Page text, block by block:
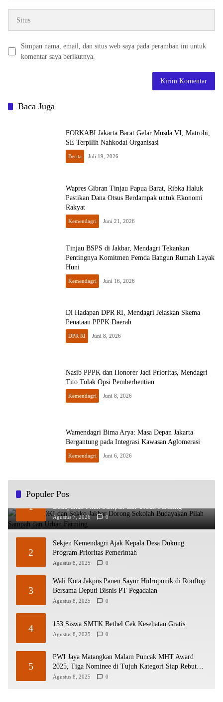
Simpan nama, email, dan situs web saya pada peramban ini untuk
komentar saya berikutnya.
Baca Juga
FORKABI Jakarta Barat Gelar Musda VI, Matrobi,
SE Terpilih Nahkodai Organisasi
Berita Juli 19, 2026
Wapres Gibran Tinjau Papua Barat, Ribka Haluk
Pastikan Dana Otsus Berdampak untuk Ekonomi
Rakyat
Kemendagri Juni 21, 2026
Tinjau BSPS di Jakbar, Mendagri Tekankan
Pentingnya Komitmen Pemda Bangun Rumah Layak
Huni
Kemendagri Juni 16, 2026
Di Hadapan DPR RI, Mendagri Jelaskan Skema
Penataan PPPK Daerah
DPR RI Juni 8, 2026
Nasib PPPK dan Honorer Jadi Prioritas, Mendagri
Tito Tolak Opsi Pemberhentian
Kemendagri Juni 8, 2026
Wamendagri Bima Arya: Masa Depan Jakarta
Bergantung pada Integrasi Kawasan Aglomerasi
Kemendagri Juni 6, 2026
Populer Pos
1
Kadisdik DKI dan Sekko Jakbar Dorong Sekolah
Budayakan Pilah Sampah dan Urban Farming
Agustus 7, 2026 0
2
Sekjen Kemendagri Ajak Kepala Desa Dukung
Program Prioritas Pemerintah
Agustus 8, 2025 0
3
Wali Kota Jakpus Panen Sayur Hidroponik di Rooftop
Bersama Deputi Bisnis PT Pegadaian
Agustus 8, 2025 0
4 153 Siswa SMTK Bethel Cek Kesehatan Gratis
Agustus 8, 2025 0
5
PWI Jaya Matangkan Malam Puncak MHT Award
2025, Tiga Nominee di Tujuh Kategori Siap Rebut
Penghargaan
Agustus 8, 2025 0